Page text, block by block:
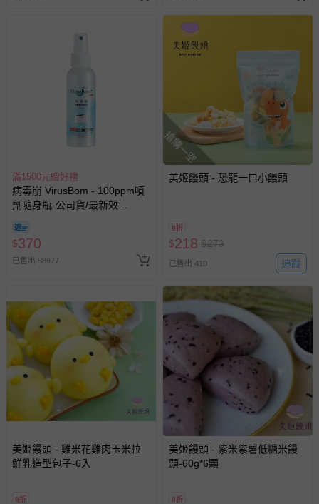
滿1500元贈好禮
病毒崩 VirusBom - 100ppm噴
劑隨身瓶-公司貨/最新效
$370
已售出 98977
搶購一空
美姬饅頭 - 恐龍一口小饅頭
8折
$218 $273
已售出 410 追蹤
美姬饅頭 - 雞米花雞肉玉米粒
鮮乳造型包子-6入
8折
美姬饅頭 - 紫米紫薯低糖米饅
頭-60g*6顆
8折